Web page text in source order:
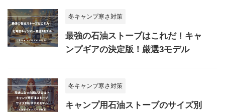
冬キャンプ寒さ対策
最強の石油ストーブはこれだ！キャ
ンプギアの決定版！厳選3モデル
冬キャンプ寒さ対策
キャンプ用石油ストーブのサイズ別